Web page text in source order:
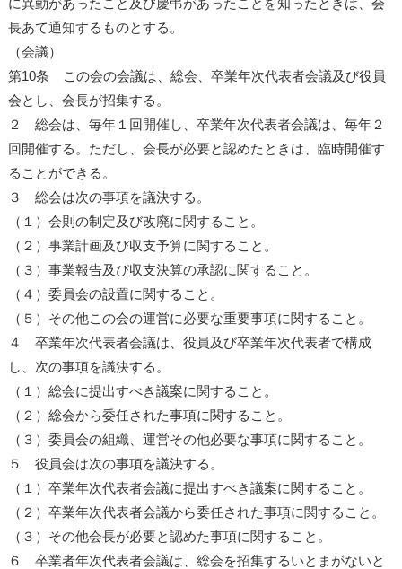
長あて通知するものとする。
（会議）
第10条 この会の会議は、総会、卒業年次代表者会議及び役員
会とし、会長が招集する。
２ 総会は、毎年１回開催し、卒業年次代表者会議は、毎年２
回開催する。ただし、会長が必要と認めたときは、臨時開催す
ることができる。
３ 総会は次の事項を議決する。
（１）会則の制定及び改廃に関すること。
（２）事業計画及び収支予算に関すること。
（３）事業報告及び収支決算の承認に関すること。
（４）委員会の設置に関すること。
（５）その他この会の運営に必要な重要事項に関すること。
４ 卒業年次代表者会議は、役員及び卒業年次代表者で構成
し、次の事項を議決する。
（１）総会に提出すべき議案に関すること。
（２）総会から委任された事項に関すること。
（３）委員会の組織、運営その他必要な事項に関すること。
５ 役員会は次の事項を議決する。
（１）卒業年次代表者会議に提出すべき議案に関すること。
（２）卒業年次代表者会議から委任された事項に関すること。
（３）その他会長が必要と認めた事項に関すること。
６ 卒業者年次代表者会議は、総会を招集するいとまがないと